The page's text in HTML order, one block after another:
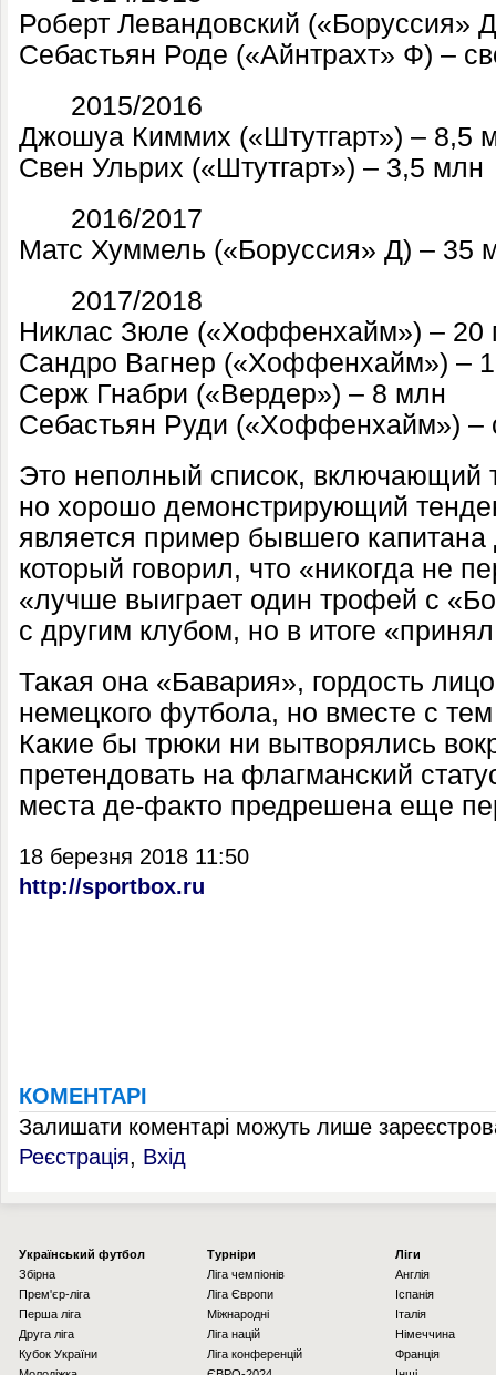
Роберт Левандовский («Боруссия»
Себастьян Роде («Айнтрахт» Ф) –
2015/2016
Джошуа Киммих («Штутгарт») – 8,5
Свен Ульрих («Штутгарт») – 3,5 млн
2016/2017
Матс Хуммель («Боруссия» Д) – 35
2017/2018
Никлас Зюле («Хоффенхайм») – 20
Сандро Вагнер («Хоффенхайм») –
Серж Гнабри («Вердер») – 8 млн
Себастьян Руди («Хоффенхайм») –
Это неполный список, включающий
но хорошо демонстрирующий
является пример бывшего
который говорил, что «никогда не
«лучше выиграет один трофей с
с другим клубом, но в итоге
Такая она «Бавария», гордость
немецкого футбола, но вместе с
Какие бы трюки ни вытворялись
претендовать на флагманский
места де-факто предрешена еще
18 березня 2018 11:50
http://sportbox.ru
КОМЕНТАРІ
Залишати коментарі можуть лише
Реєстрація, Вхід
Українcький футбол
Збірна
Прем'єр-ліга
Перша ліга
Друга ліга
Кубок України
Турніри
Ліга чемпіонів
Ліга Європи
Міжнародні
Ліга націй
Ліга конференцій
Ліги
Англія
Іспанія
Італія
Німеччина
Франція